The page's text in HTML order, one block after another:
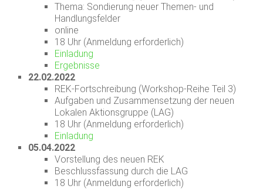
Thema: Sondierung neuer Themen- und
Handlungsfelder
online
18 Uhr (Anmeldung erforderlich)
Einladung
Ergebnisse
22.02.2022
REK-Fortschreibung (Workshop-Reihe Teil 3)
Aufgaben und Zusammensetzung der neuen
Lokalen Aktionsgruppe (LAG)
18 Uhr (Anmeldung erforderlich)
Einladung
05.04.2022
Vorstellung des neuen REK
Beschlussfassung durch die LAG
18 Uhr (Anmeldung erforderlich)